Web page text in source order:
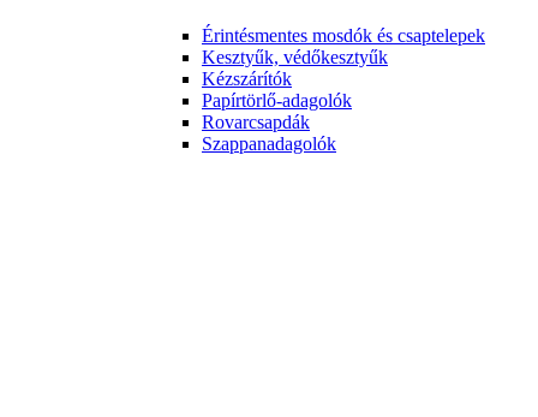
Érintésmentes mosdók és csaptelepek
Kesztyűk, védőkesztyűk
Kézszárítók
Papírtörlő-adagolók
Rovarcsapdák
Szappanadagolók